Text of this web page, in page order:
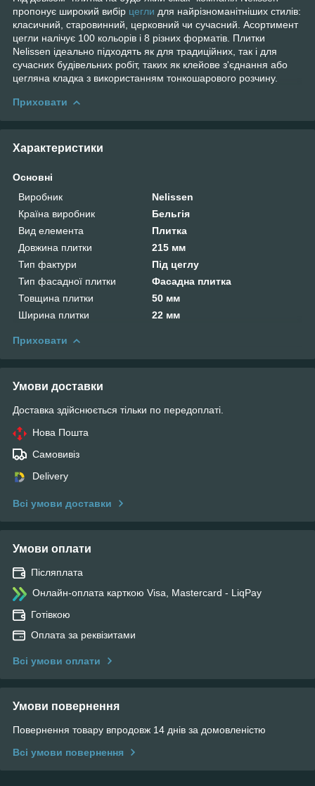
пропонує широкий вибір цегли для найрізноманітніших стилів:
класичний, старовинний, церковний чи сучасний. Асортимент
цегли налічує 100 кольорів і 8 різних форматів. Плитки
Nelissen ідеально підходять як для традиційних, так і для
сучасних будівельних робіт, таких як клейове з'єднання або
цегляна кладка з використанням тонкошарового розчину.
Приховати
Характеристики
Основні
Виробник
Nelissen
Країна виробник
Бельгія
Вид елемента
Плитка
Довжина плитки
215 мм
Тип фактури
Під цеглу
Тип фасадної плитки
Фасадна плитка
Товщина плитки
50 мм
Ширина плитки
22 мм
Приховати
Умови доставки
Доставка здійснюється тільки по передоплаті.
Нова Пошта
Самовивіз
Delivery
Всі умови доставки
Умови оплати
Післяплата
Онлайн-оплата карткою Visa, Mastercard - LiqPay
Готівкою
Оплата за реквізитами
Всі умови оплати
Умови повернення
Повернення товару впродовж 14 днів за домовленістю
Всі умови повернення